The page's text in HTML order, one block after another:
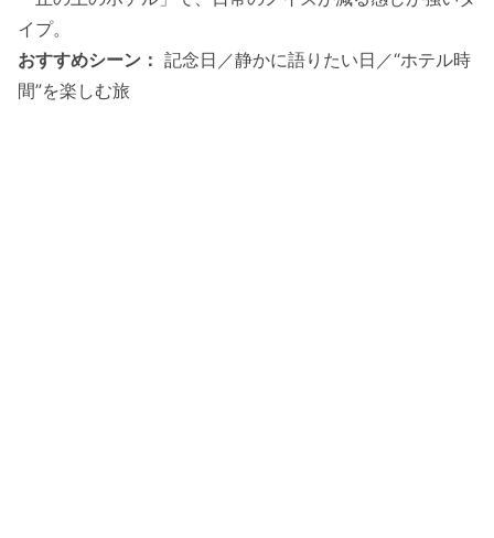
イプ。
おすすめシーン： 記念日／静かに語りたい日／“ホテル時
間”を楽しむ旅